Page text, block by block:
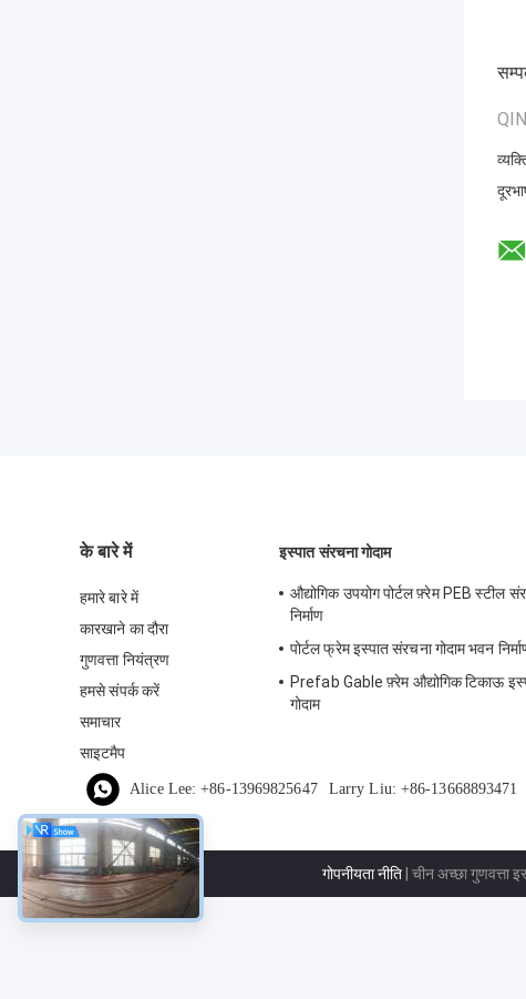
के बारे में
हमारे बारे में
कारखाने का दौरा
गुणवत्ता नियंत्रण
हमसे संपर्क करें
समाचार
साइटमैप
इस्पात संरचना गोदाम
औद्योगिक उपयोग पोर्टल फ़्रेम PEB स्टील
निर्माण
पोर्टल फ्रेम इस्पात संरचना गोदाम भवन
Prefab Gable फ़्रेम औद्योगिक टिकाऊ
गोदाम
Alice Lee: +86-13969825647 Larry Liu: +86-13668893471
गोपनीयता नीति| चीन अच्छा गुणवत्ता